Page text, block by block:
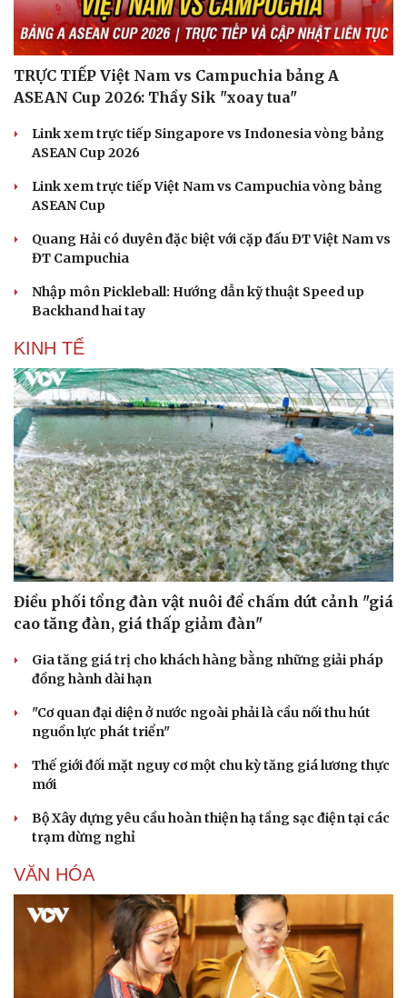
Sức khỏe
Dinh dưỡng - món ngon
Sản phụ khoa
Nhi khoa
Nam khoa
Làm đẹp - giảm cân
Ăn sạch sống khỏe
Đời sống
Tình yêu - Gia đình
TRỰC TIẾP Việt Nam vs Campuchia bảng A
ASEAN Cup 2026: Thầy Sik "xoay tua"
Link xem trực tiếp Singapore vs Indonesia vòng bảng
ASEAN Cup 2026
Link xem trực tiếp Việt Nam vs Campuchia vòng bảng
ASEAN Cup
Quang Hải có duyên đặc biệt với cặp đấu ĐT Việt Nam vs
ĐT Campuchia
Nhập môn Pickleball: Hướng dẫn kỹ thuật Speed up
Backhand hai tay
KINH TẾ
Điều phối tổng đàn vật nuôi để chấm dứt cảnh "giá
cao tăng đàn, giá thấp giảm đàn"
Gia tăng giá trị cho khách hàng bằng những giải pháp
đồng hành dài hạn
"Cơ quan đại diện ở nước ngoài phải là cầu nối thu hút
nguồn lực phát triển"
Thế giới đối mặt nguy cơ một chu kỳ tăng giá lương thực
mới
Bộ Xây dựng yêu cầu hoàn thiện hạ tầng sạc điện tại các
trạm dừng nghỉ
VĂN HÓA